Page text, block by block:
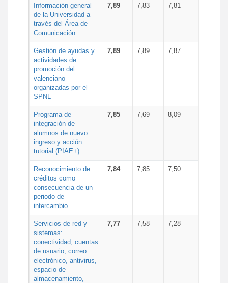
Información general
de la Universidad a
través del Área de
Comunicación
7,89 7,83 7,81
Gestión de ayudas y
actividades de
promoción del
valenciano
organizadas por el
SPNL
7,89 7,89 7,87
Programa de
integración de
alumnos de nuevo
ingreso y acción
tutorial (PIAE+)
7,85 7,69 8,09
Reconocimiento de
créditos como
consecuencia de un
periodo de
intercambio
7,84 7,85 7,50
Servicios de red y
sistemas:
conectividad, cuentas
de usuario, correo
electrónico, antivirus,
espacio de
almacenamiento,
7,77 7,58 7,28